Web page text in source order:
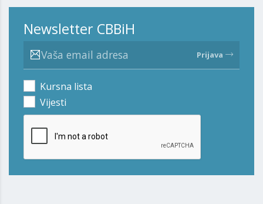
Newsletter CBBiH
Prijava
Kursna lista
Vijesti